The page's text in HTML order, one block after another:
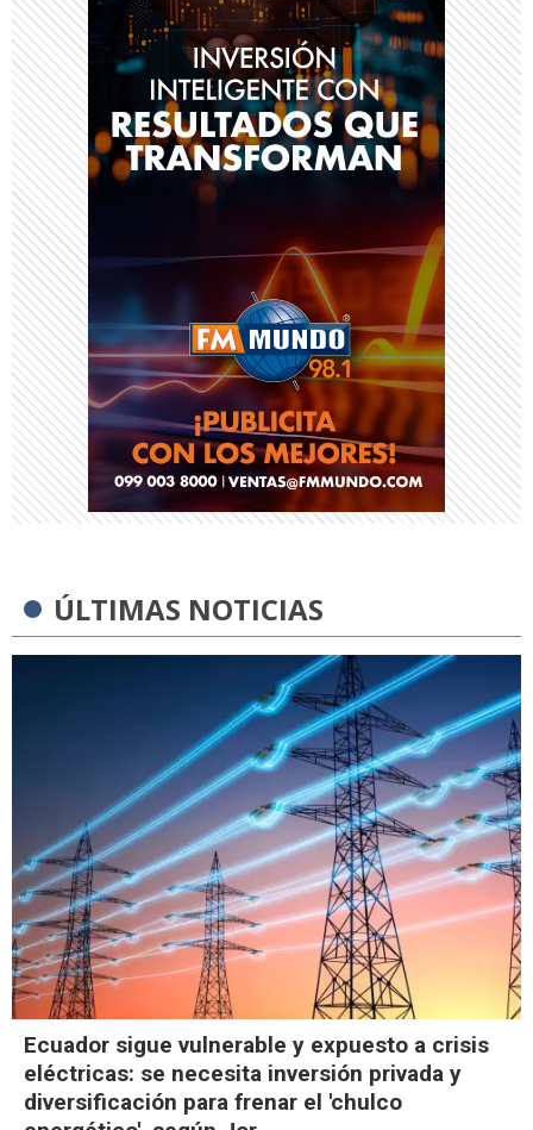
ÚLTIMAS NOTICIAS
Ecuador sigue vulnerable y expuesto a crisis
eléctricas: se necesita inversión privada y
diversificación para frenar el 'chulco